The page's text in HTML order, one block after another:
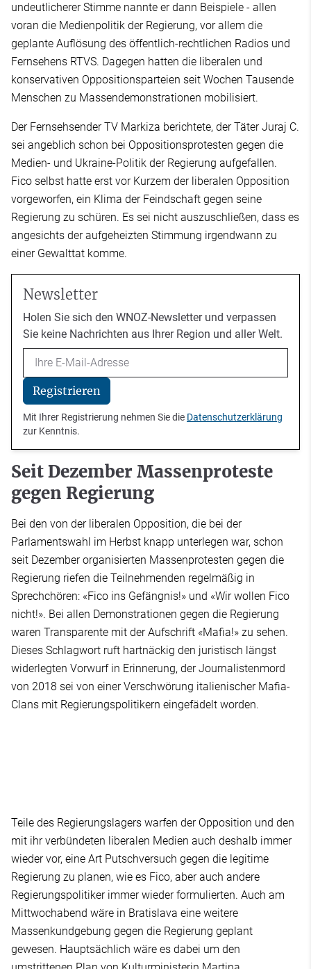
undeutlicherer Stimme nannte er dann Beispiele - allen
voran die Medienpolitik der Regierung, vor allem die
geplante Auflösung des öffentlich-rechtlichen Radios und
Fernsehens RTVS. Dagegen hatten die liberalen und
konservativen Oppositionsparteien seit Wochen Tausende
Menschen zu Massendemonstrationen mobilisiert.
Der Fernsehsender TV Markiza berichtete, der Täter Juraj C.
sei angeblich schon bei Oppositionsprotesten gegen die
Medien- und Ukraine-Politik der Regierung aufgefallen.
Fico selbst hatte erst vor Kurzem der liberalen Opposition
vorgeworfen, ein Klima der Feindschaft gegen seine
Regierung zu schüren. Es sei nicht auszuschließen, dass es
angesichts der aufgeheizten Stimmung irgendwann zu
einer Gewalttat komme.
Newsletter
Holen Sie sich den WNOZ-Newsletter und verpassen
Sie keine Nachrichten aus Ihrer Region und aller Welt.
Email
Registrieren
Mit Ihrer Registrierung nehmen Sie die Datenschutzerklärung
zur Kenntnis.
Seit Dezember Massenproteste
gegen Regierung
Bei den von der liberalen Opposition, die bei der
Parlamentswahl im Herbst knapp unterlegen war, schon
seit Dezember organisierten Massenprotesten gegen die
Regierung riefen die Teilnehmenden regelmäßig in
Sprechchören: «Fico ins Gefängnis!» und «Wir wollen Fico
nicht!». Bei allen Demonstrationen gegen die Regierung
waren Transparente mit der Aufschrift «Mafia!» zu sehen.
Dieses Schlagwort ruft hartnäckig den juristisch längst
widerlegten Vorwurf in Erinnerung, der Journalistenmord
von 2018 sei von einer Verschwörung italienischer Mafia-
Clans mit Regierungspolitikern eingefädelt worden.
Teile des Regierungslagers warfen der Opposition und den
mit ihr verbündeten liberalen Medien auch deshalb immer
wieder vor, eine Art Putschversuch gegen die legitime
Regierung zu planen, wie es Fico, aber auch andere
Regierungspolitiker immer wieder formulierten. Auch am
Mittwochabend wäre in Bratislava eine weitere
Massenkundgebung gegen die Regierung geplant
gewesen. Hauptsächlich wäre es dabei um den